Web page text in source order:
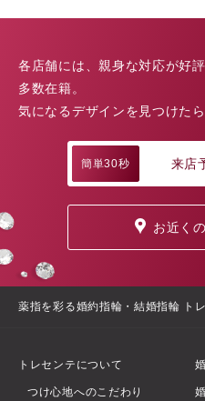
各店舗には、親身な対応が好
多数在籍。
気になるデザインを見つけた
簡単30秒 来店
お近く
薬指を彩る婚約指輪・結婚指輪 ト
トレセンテについて
つけ心地へのこだわり